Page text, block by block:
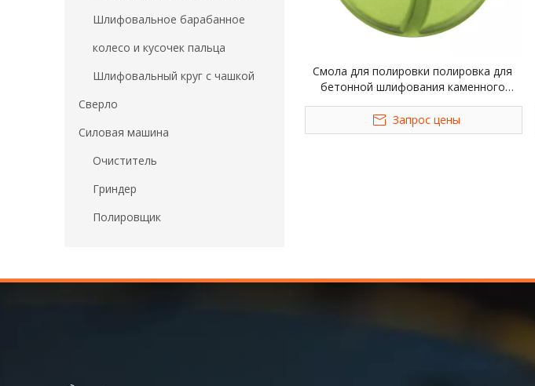
Шлифовальное барабанное
колесо и кусочек пальца
Шлифовальный круг с чашкой
Сверло
Силовая машина
Очиститель
Гриндер
Полировщик
Смола для полировки полировка для
бетонной шлифования каменного
мраморного инструмента
Запрос цены